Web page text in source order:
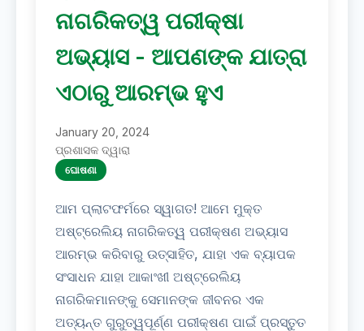
ନାଗରିକତ୍ୱ ପରୀକ୍ଷା
ଅଭ୍ୟାସ - ଆପଣଙ୍କ ଯାତ୍ରା
ଏଠାରୁ ଆରମ୍ଭ ହୁଏ
January 20, 2024
ପ୍ରଶାସକ ଦ୍ୱାରା
ଘୋଷଣା
ଆମ ପ୍ଲାଟଫର୍ମରେ ସ୍ୱାଗତ! ଆମେ ମୁକ୍ତ
ଅଷ୍ଟ୍ରେଲିୟ ନାଗରିକତ୍ୱ ପରୀକ୍ଷଣ ଅଭ୍ୟାସ
ଆରମ୍ଭ କରିବାରୁ ଉତ୍ସାହିତ, ଯାହା ଏକ ବ୍ୟାପକ
ସଂସାଧନ ଯାହା ଆକାଂଖୀ ଅଷ୍ଟ୍ରେଲିୟ
ନାଗରିକମାନଙ୍କୁ ସେମାନଙ୍କ ଜୀବନର ଏକ
ଅତ୍ୟନ୍ତ ଗୁରୁତ୍ୱପୂର୍ଣ୍ଣ ପରୀକ୍ଷଣ ପାଇଁ ପ୍ରସ୍ତୁତ